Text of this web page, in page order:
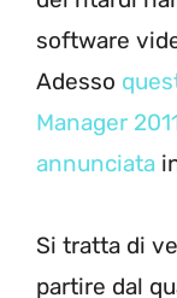
software
Adesso
Manager
annunciata
Si tratta di
partire dal